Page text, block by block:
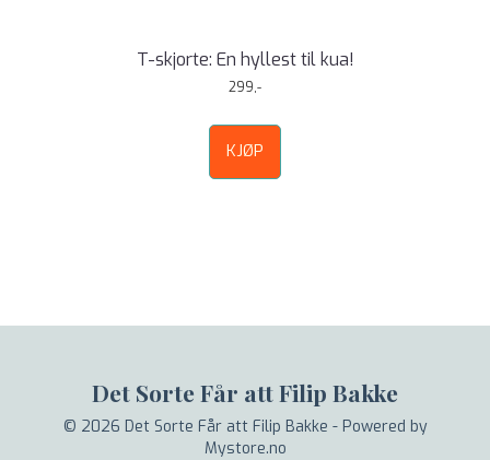
T-skjorte: En hyllest til kua!
299,-
KJØP
Det Sorte Får att Filip Bakke
© 2026 Det Sorte Får att Filip Bakke - Powered by
Mystore.no